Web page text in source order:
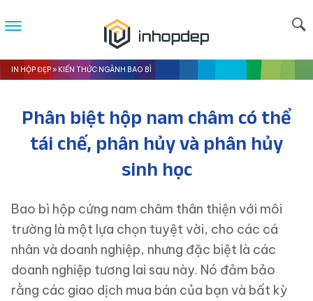
IN HỘP ĐẸP» KIẾN THỨC NGÀNH BAO BÌ
Phân biệt hộp nam châm có thể
tái chế, phân hủy và phân hủy
sinh học
Bao bì hộp cứng nam châm thân thiện với môi
trường là một lựa chọn tuyệt vời, cho các cá
nhân và doanh nghiệp, nhưng đặc biệt là các
doanh nghiệp tương lai sau này. Nó đảm bảo
rằng các giao dịch mua bán của bạn và bất kỳ